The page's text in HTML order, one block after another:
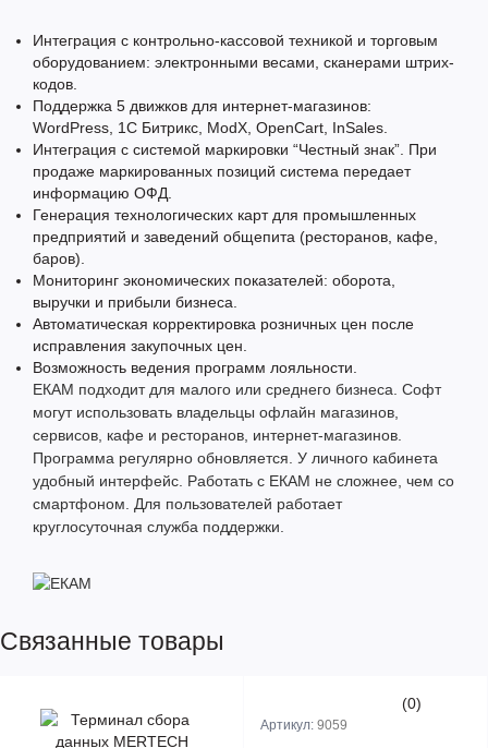
Интеграция с контрольно-кассовой техникой и торговым
оборудованием: электронными весами, сканерами штрих-
кодов.
Поддержка 5 движков для интернет-магазинов:
WordPress, 1C Битрикс, ModX, OpenCart, InSales.
Интеграция с системой маркировки “Честный знак”. При
продаже маркированных позиций система передает
информацию ОФД.
Генерация технологических карт для промышленных
предприятий и заведений общепита (ресторанов, кафе,
баров).
Мониторинг экономических показателей: оборота,
выручки и прибыли бизнеса.
Автоматическая корректировка розничных цен после
исправления закупочных цен.
Возможность ведения программ лояльности.
ЕКАМ подходит для малого или среднего бизнеса. Софт
могут использовать владельцы офлайн магазинов,
сервисов, кафе и ресторанов, интернет-магазинов.
Программа регулярно обновляется. У личного кабинета
удобный интерфейс. Работать с ЕКАМ не сложнее, чем со
смартфоном. Для пользователей работает
круглосуточная служба поддержки.
Связанные товары
(0)
Артикул: 9059